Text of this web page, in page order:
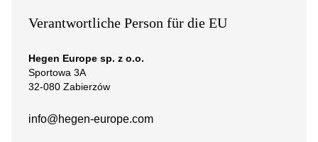
Verantwortliche Person für die EU
Hegen Europe sp. z o.o.
Sportowa 3A
32-080 Zabierzów
info@hegen-europe.com